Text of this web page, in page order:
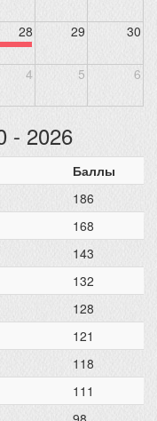
28 29 30
4 5 6
- 2026
Баллы
186
168
143
132
128
121
118
111